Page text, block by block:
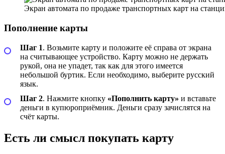
Экран автомата по продаже транспортных карт на
Пополнение карты
Шаг 1. Возьмите карту и положите её справа от экрана
на считывающее устройство. Карту можно не держать
рукой, она не упадет, так как для этого имеется
небольшой буртик. Если необходимо, выберите русский
язык.
Шаг 2. Нажмите кнопку «Пополнить карту» и вставьте
деньги в купюроприёмник. Деньги сразу зачислятся на
счёт карты.
Есть ли смысл покупать карту